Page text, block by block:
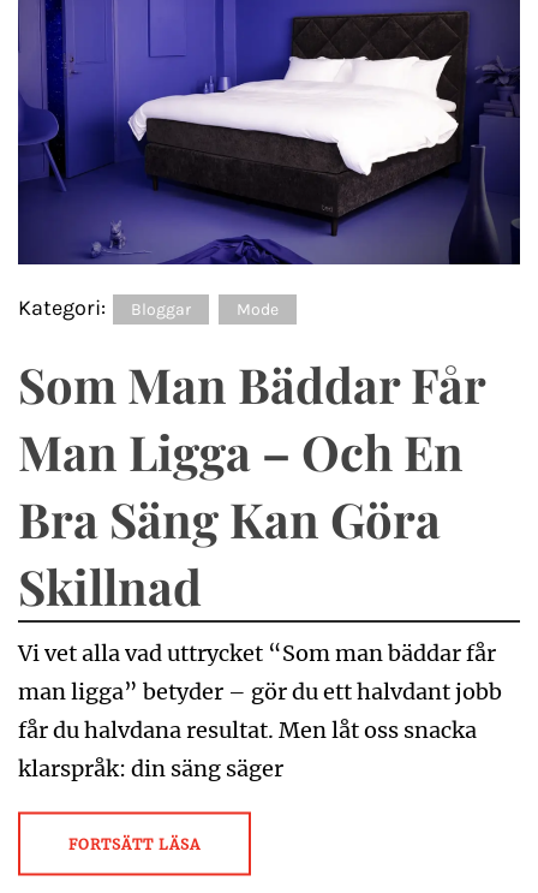
Kategori: Bloggar Mode
Som Man Bäddar Får
Man Ligga – Och En
Bra Säng Kan Göra
Skillnad
Vi vet alla vad uttrycket “Som man bäddar får
man ligga” betyder – gör du ett halvdant jobb
får du halvdana resultat. Men låt oss snacka
klarspråk: din säng säger
FORTSÄTT LÄSA